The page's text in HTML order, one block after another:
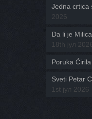
Jedna crtica
2026
Da li je
18th јул
Poruka
Sveti Petar
1st јул 2026